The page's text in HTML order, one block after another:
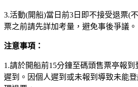
3.活動(開船)當日前3日即不接受退票(
票之前請先詳加考量，避免事後爭議。
注意事項：
1.請於開船前15分鐘至碼頭售票亭報
遲到。因個人遲到或未報到導致未能